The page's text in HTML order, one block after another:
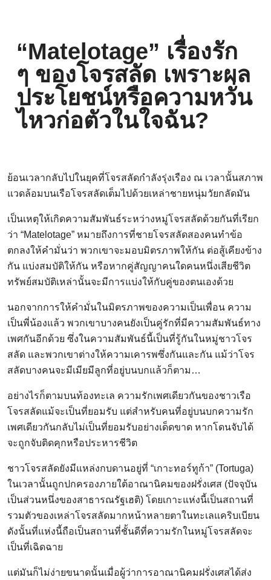
“Matelotage” เรื่องรัก
ๆ ของโจรสลัด เพราะผล
ประโยชน์หรือความหวั่น
ไหวก่อตัวในใจฉัน?
ย้อนเวลากลับไปในยุคที่โจรสลัดกำลังรุ่งเรือง ณ เวลานั้นสภาพ
แวดล้อมบนเรือโจรสลัดเต็มไปด้วยเหล่าชายหนุ่มวัยกลัดมัน
เป็นเหตุให้เกิดความสัมพันธ์ระหว่างหมู่โจรสลัดด้วยกันที่เรียก
ว่า “Matelotage” หมายถึงการที่ชายโจรสลัดสองคนทำข้อ
ตกลงให้คำมั่นว่า พวกเขาจะมอบมิตรภาพให้กัน ต่อสู้เคียงข้าง
กัน แบ่งสมบัติให้กัน หรือหากคู่สัญญาคนใดคนหนึ่งเสียชีวิต
ทรัพย์สมบัติเหล่านั้นจะมีการแบ่งให้กับคู่ของตนเองด้วย
นอกจากการให้คำมั่นในมิตรภาพของความเป็นเพื่อน ความ
เป็นพี่น้องแล้ว พวกเขาบางคนยังเป็นคู่รักที่มีความสัมพันธ์ทาง
เพศกันอีกด้วย ซึ่งในความสัมพันธ์นี้เป็นที่รู้กันในหมู่ชาวโจร
สลัด และพวกเขาต่างให้ความเคารพซึ่งกันและกัน แม้ว่าโจร
สลัดบางคนจะมีเมียมีลูกที่อยู่บนบกแล้วก็ตาม…
อย่างไรก็ตามบนท้องทะเล ความรักเพศเดียวกันของชาวเรือ
โจรสลัดแม้จะเป็นที่ยอมรับ แต่สำหรับคนที่อยู่บนบกความรัก
เพศเดียวกันกลับไม่เป็นที่ยอมรับอย่างเด็ดขาด หากโดนจับได้
จะถูกจับติดคุกหรือประหารชีวิต
ชาวโจรสลัดยังมีแหล่งกบดานอยู่ที่ “เกาะทอร์ทูก้า” (Tortuga)
ในเวลานั้นถูกปกครองภายใต้อาณานิคมของฝรั่งเศส (ปัจจุบัน
เป็นส่วนหนึ่งของสาธารณรัฐเฮติ) โดยเกาะแห่งนี้เป็นสถานที่
รวมตัวของเหล่าโจรสลัดมากหน้าหลายตาในทะเลแคริบเบียน
ดังนั้นที่แห่งนี้ถือเป็นสถานที่ชั้นดีที่ความรักในหมู่โจรสลัดจะ
เป็นที่เฉิดฉาย
แต่มันก็ไม่ง่ายขนาดนั้นเมื่อผู้ว่าการอาณานิคมฝรั่งเศสได้ส่ง